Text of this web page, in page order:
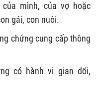
mình, của vợ hoặc
gái, con nuôi.
chứng cung cấp thông
có hành vi gian dối,